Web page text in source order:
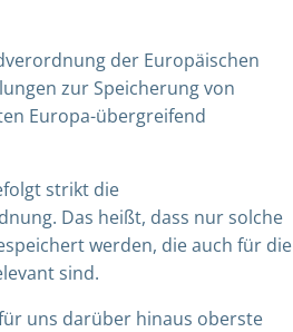
der Europäischen
zur Speicherung von
Europa-übergreifend
strikt die
Das heißt, dass nur solche
werden, die auch für die
sind.
uns darüber hinaus oberste